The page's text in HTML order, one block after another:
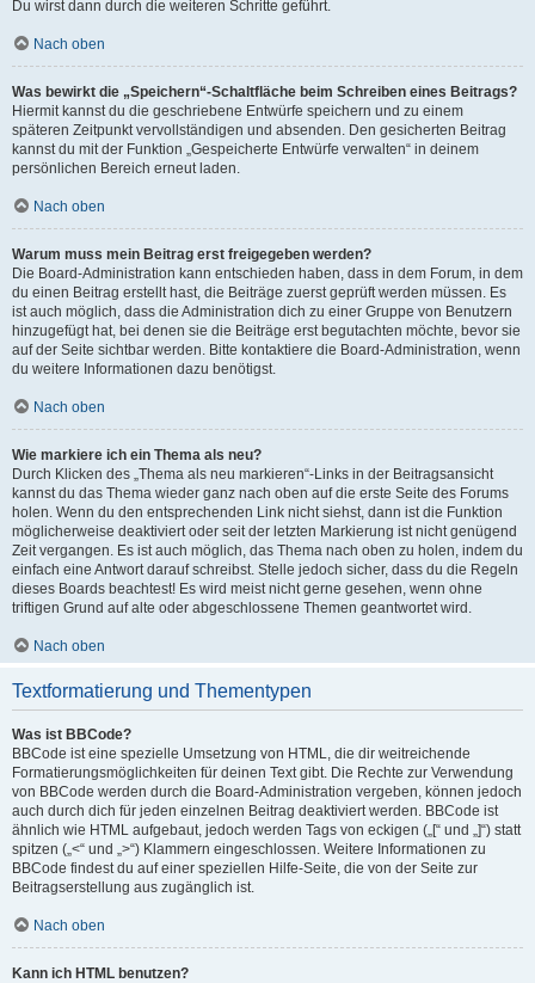
Du wirst dann durch die weiteren Schritte geführt.
Nach oben
Was bewirkt die „Speichern“-Schaltfläche beim Schreiben eines Beitrags?
Hiermit kannst du die geschriebene Entwürfe speichern und zu einem
späteren Zeitpunkt vervollständigen und absenden. Den gesicherten Beitrag
kannst du mit der Funktion „Gespeicherte Entwürfe verwalten“ in deinem
persönlichen Bereich erneut laden.
Nach oben
Warum muss mein Beitrag erst freigegeben werden?
Die Board-Administration kann entschieden haben, dass in dem Forum, in dem
du einen Beitrag erstellt hast, die Beiträge zuerst geprüft werden müssen. Es
ist auch möglich, dass die Administration dich zu einer Gruppe von Benutzern
hinzugefügt hat, bei denen sie die Beiträge erst begutachten möchte, bevor sie
auf der Seite sichtbar werden. Bitte kontaktiere die Board-Administration, wenn
du weitere Informationen dazu benötigst.
Nach oben
Wie markiere ich ein Thema als neu?
Durch Klicken des „Thema als neu markieren“-Links in der Beitragsansicht
kannst du das Thema wieder ganz nach oben auf die erste Seite des Forums
holen. Wenn du den entsprechenden Link nicht siehst, dann ist die Funktion
möglicherweise deaktiviert oder seit der letzten Markierung ist nicht genügend
Zeit vergangen. Es ist auch möglich, das Thema nach oben zu holen, indem du
einfach eine Antwort darauf schreibst. Stelle jedoch sicher, dass du die Regeln
dieses Boards beachtest! Es wird meist nicht gerne gesehen, wenn ohne
triftigen Grund auf alte oder abgeschlossene Themen geantwortet wird.
Nach oben
Textformatierung und Thementypen
Was ist BBCode?
BBCode ist eine spezielle Umsetzung von HTML, die dir weitreichende
Formatierungsmöglichkeiten für deinen Text gibt. Die Rechte zur Verwendung
von BBCode werden durch die Board-Administration vergeben, können jedoch
auch durch dich für jeden einzelnen Beitrag deaktiviert werden. BBCode ist
ähnlich wie HTML aufgebaut, jedoch werden Tags von eckigen („[“ und „]“) statt
spitzen („<“ und „>“) Klammern eingeschlossen. Weitere Informationen zu
BBCode findest du auf einer speziellen Hilfe-Seite, die von der Seite zur
Beitragserstellung aus zugänglich ist.
Nach oben
Kann ich HTML benutzen?